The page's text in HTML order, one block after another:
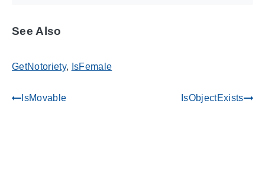
See Also
GetNotoriety, IsFemale
gdoc_arrow_left_alt IsMovable IsObjectExistsgdoc_arrow_right_alt